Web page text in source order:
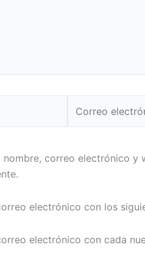
electrónico*
nombre, correo electrónico y
electrónico con los
electrónico con cada